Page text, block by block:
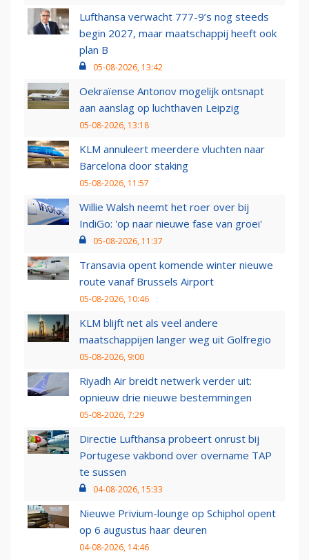
Lufthansa verwacht 777-9’s nog steeds
begin 2027, maar maatschappij heeft ook
plan B
05-08-2026, 13:42
Oekraïense Antonov mogelijk ontsnapt
aan aanslag op luchthaven Leipzig
05-08-2026, 13:18
KLM annuleert meerdere vluchten naar
Barcelona door staking
05-08-2026, 11:57
Willie Walsh neemt het roer over bij
IndiGo: 'op naar nieuwe fase van groei'
05-08-2026, 11:37
Transavia opent komende winter nieuwe
route vanaf Brussels Airport
05-08-2026, 10:46
KLM blijft net als veel andere
maatschappijen langer weg uit Golfregio
05-08-2026, 9:00
Riyadh Air breidt netwerk verder uit:
opnieuw drie nieuwe bestemmingen
05-08-2026, 7:29
Directie Lufthansa probeert onrust bij
Portugese vakbond over overname TAP
te sussen
04-08-2026, 15:33
Nieuwe Privium-lounge op Schiphol opent
op 6 augustus haar deuren
04-08-2026, 14:46